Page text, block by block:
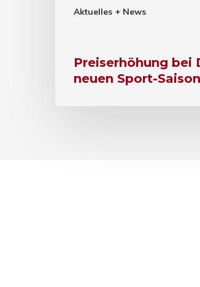
Aktuelles + News
Preiserhöhung bei
neuen Sport-Saison